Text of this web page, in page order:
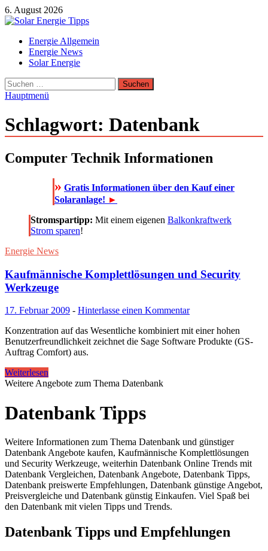
Zum
Inhalt
6. August 2026
Solar Energie Tipps
Solar Energie und Photovoltaik Informationen und Tipps
Energie Allgemein
Energie News
Solar Energie
Suchen
nach:
Hauptmenü
Schlagwort: Datenbank
Computer Technik Informationen
» Gratis Informationen über den Kauf einer
Solaranlage! ►
Stromspartipp: Mit einem eigenen Balkonkraftwerk
Strom sparen!
Energie News
Kaufmännische Komplettlösungen und Security
Werkzeuge
17. Februar 2009 - Hinterlasse einen Kommentar
Konzentration auf das Wesentliche kombiniert mit einer hohen
Benutzerfreundlichkeit zeichnet die Sage Software Produkte (GS-
Auftrag Comfort) aus.
Weiterlesen
Weitere Angebote zum Thema Datenbank
Datenbank Tipps
Weitere Informationen zum Thema Datenbank und günstiger
Datenbank Angebote kaufen, Kaufmännische Komplettlösungen
und Security Werkzeuge, weiterhin Datenbank Online Trends mit
Datenbank Vergleichen, Datenbank Angebote, Datenbank Tipps,
Datenbank preiswerte Empfehlungen, Datenbank günstige Angebot,
Preisvergleiche und Datenbank günstig Einkaufen. Viel Spaß bei
den Datenbank mit vielen Tipps und Trends.
Datenbank Tipps und Empfehlungen